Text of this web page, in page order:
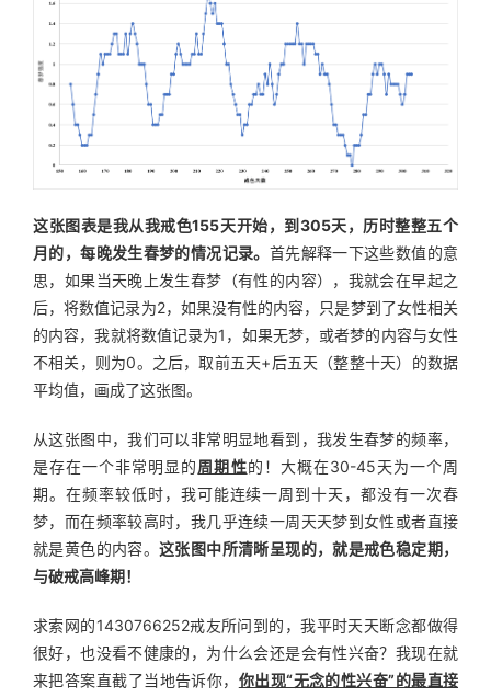
这张图表是我从我戒色155天开始，到305天，历时整整五个
月的，每晚发生春梦的情况记录。 首先解释一下这些数值的意
思，如果当天晚上发生春梦（有性的内容），我就会在早起之
后，将数值记录为2，如果没有性的内容，只是梦到了女性相关
的内容，我就将数值记录为1，如果无梦，或者梦的内容与女性
不相关，则为0。之后，取前五天+后五天（整整十天）的数据
平均值，画成了这张图。
从这张图中，我们可以非常明显地看到，我发生春梦的频率，
是存在一个非常明显的周期性的！大概在30-45天为一个周
期。在频率较低时，我可能连续一周到十天，都没有一次春
梦，而在频率较高时，我几乎连续一周天天梦到女性或者直接
就是黄色的内容。这张图中所清晰呈现的，就是戒色稳定期，
与破戒高峰期！
求索网的1430766252戒友所问到的，我平时天天断念都做得
很好，也没看不健康的，为什么会还是会有性兴奋？我现在就
来把答案直截了当地告诉你， 你出现“无念的性兴奋”的最直接